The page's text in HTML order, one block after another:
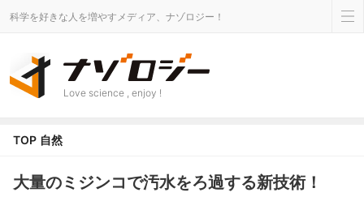
科学を好きな人を増やすメディア、ナゾロジー！
Love science , enjoy !
TOP 自然
大量のミジンコで汚水をろ過する新技術！